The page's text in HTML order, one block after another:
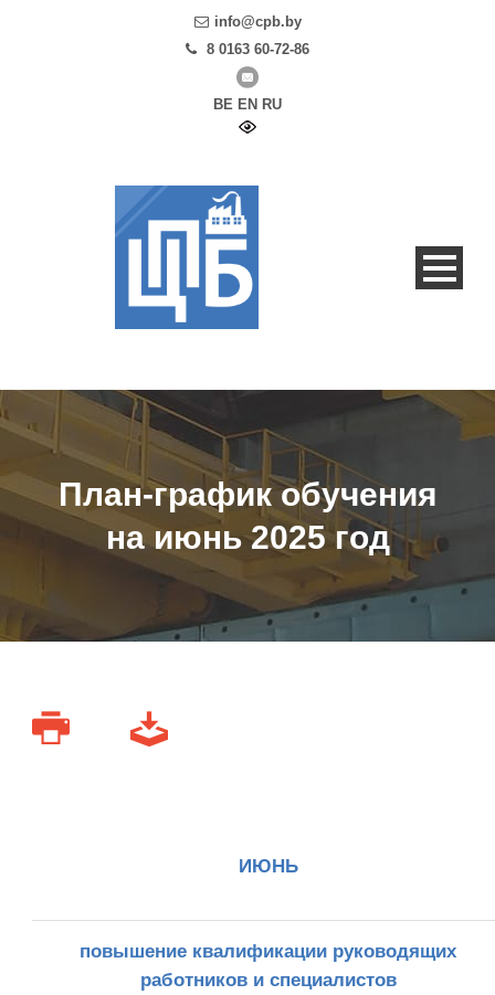
info@cpb.by
8 0163 60-72-86
BE EN RU
План-график обучения
на июнь 2025 год
ИЮНЬ
повышение квалификации руководящих
работников и специалистов